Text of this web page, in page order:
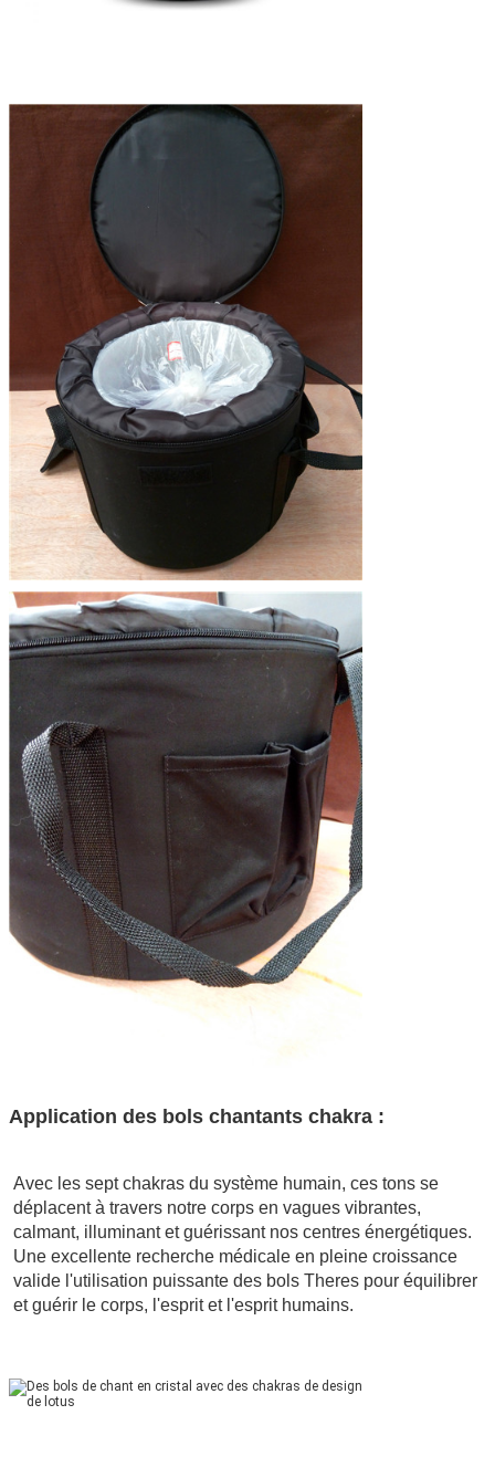
Nous vous
SOUMETTRE
Application des bols chantants chakra :
Avec les sept chakras du système humain, ces tons se
déplacent à travers notre corps en vagues vibrantes,
calmant, illuminant et guérissant nos centres énergétiques.
Une excellente recherche médicale en pleine croissance
valide l'utilisation puissante des bols Theres pour équilibrer
et guérir le corps, l'esprit et l'esprit humains.